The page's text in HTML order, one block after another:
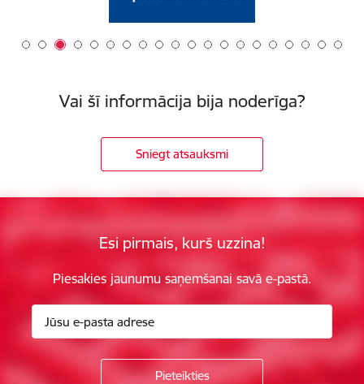
Vai šī informācija bija noderīga?
Sniegt atsauksmi
Esi pirmais, kurš uzzina!
Piesakies jaunumu saņemšanai savā e-pastā.